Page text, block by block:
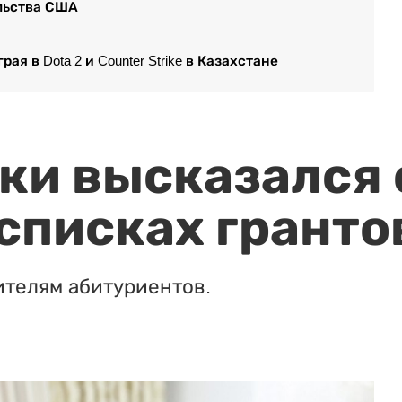
США
в Dota 2 и Counter Strike в Казахстане
высказался
абитуриентов.